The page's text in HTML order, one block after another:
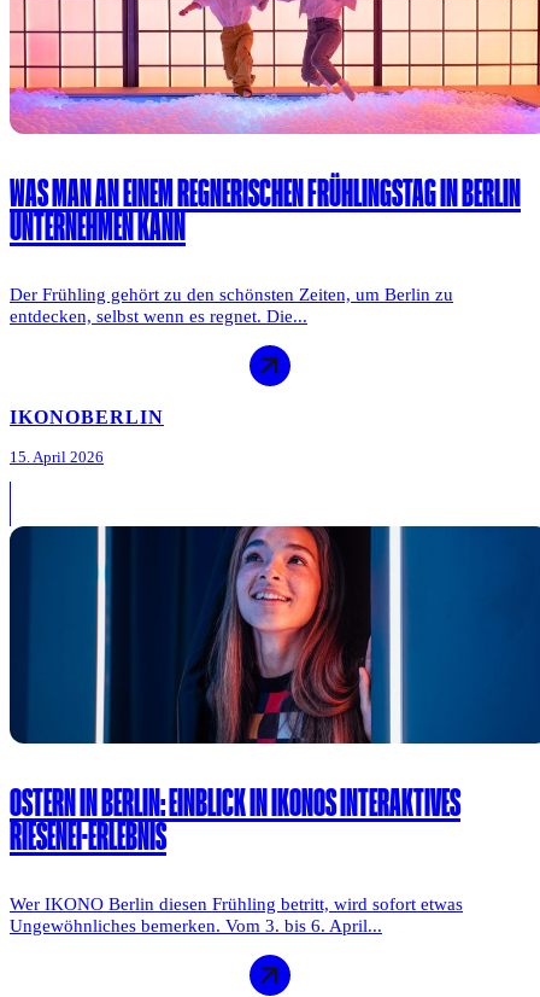
WAS MAN AN EINEM REGNERISCHEN FRÜHLINGSTAG IN BERLIN
UNTERNEHMEN KANN
Der Frühling gehört zu den schönsten Zeiten, um Berlin zu
entdecken, selbst wenn es regnet. Die...
IKONOBERLIN
15. April 2026
OSTERN IN BERLIN: EINBLICK IN IKONOS INTERAKTIVES
RIESENEI-ERLEBNIS
Wer IKONO Berlin diesen Frühling betritt, wird sofort etwas
Ungewöhnliches bemerken. Vom 3. bis 6. April...